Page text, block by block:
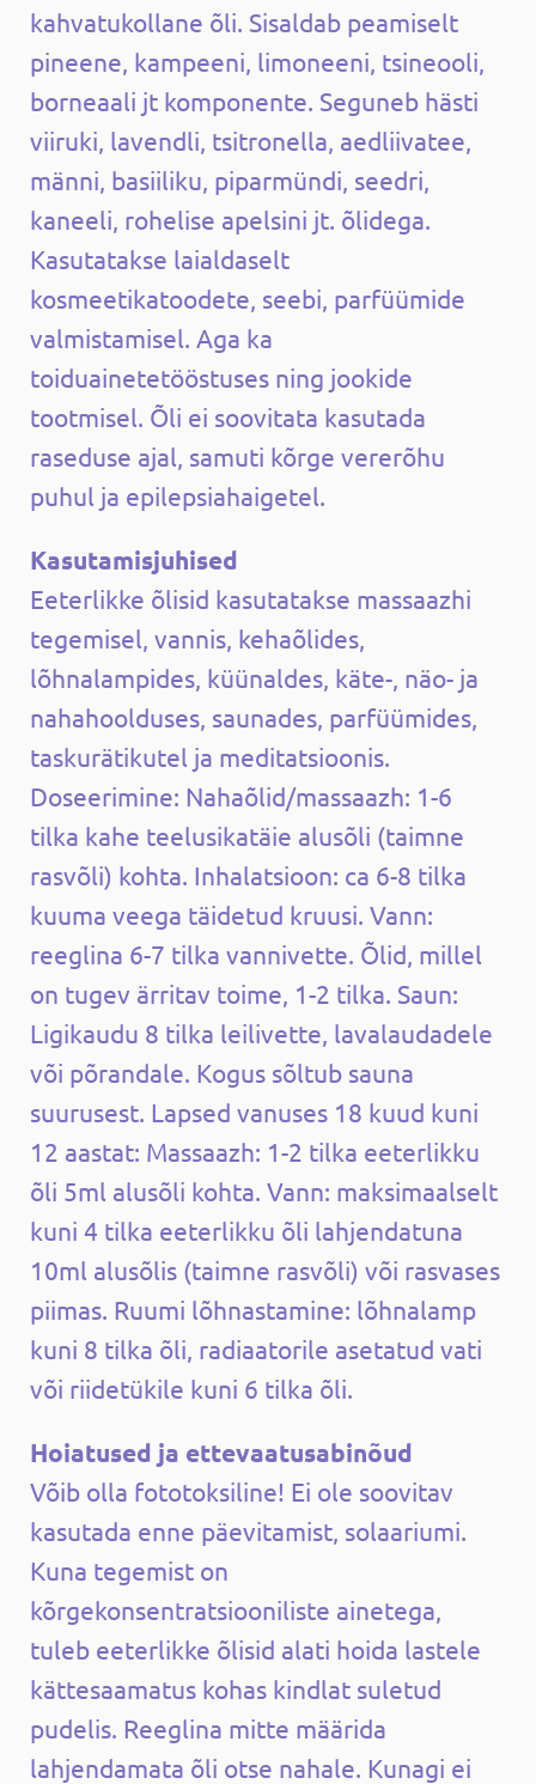
kahvatukollane õli. Sisaldab peamiselt
pineene, kampeeni, limoneeni, tsineooli,
borneaali jt komponente. Seguneb hästi
viiruki, lavendli, tsitronella, aedliivatee,
männi, basiiliku, piparmündi, seedri,
kaneeli, rohelise apelsini jt. õlidega.
Kasutatakse laialdaselt
kosmeetikatoodete, seebi, parfüümide
valmistamisel. Aga ka
toiduainetetööstuses ning jookide
tootmisel. Õli ei soovitata kasutada
raseduse ajal, samuti kõrge vererõhu
puhul ja epilepsiahaigetel.
Kasutamisjuhised
Eeterlikke õlisid kasutatakse massaazhi
tegemisel, vannis, kehaõlides,
lõhnalampides, küünaldes, käte-, näo- ja
nahahoolduses, saunades, parfüümides,
taskurätikutel ja meditatsioonis.
Doseerimine: Nahaõlid/massaazh: 1-6
tilka kahe teelusikatäie alusõli (taimne
rasvõli) kohta. Inhalatsioon: ca 6-8 tilka
kuuma veega täidetud kruusi. Vann:
reeglina 6-7 tilka vannivette. Õlid, millel
on tugev ärritav toime, 1-2 tilka. Saun:
Ligikaudu 8 tilka leilivette, lavalaudadele
või põrandale. Kogus sõltub sauna
suurusest. Lapsed vanuses 18 kuud kuni
12 aastat: Massaazh: 1-2 tilka eeterlikku
õli 5ml alusõli kohta. Vann: maksimaalselt
kuni 4 tilka eeterlikku õli lahjendatuna
10ml alusõlis (taimne rasvõli) või rasvases
piimas. Ruumi lõhnastamine: lõhnalamp
kuni 8 tilka õli, radiaatorile asetatud vati
või riidetükile kuni 6 tilka õli.
Hoiatused ja ettevaatusabinõud
Võib olla fototoksiline! Ei ole soovitav
kasutada enne päevitamist, solaariumi.
Kuna tegemist on
kõrgekonsentratsiooniliste ainetega,
tuleb eeterlikke õlisid alati hoida lastele
kättesaamatus kohas kindlat suletud
pudelis. Reeglina mitte määrida
lahjendamata õli otse nahale. Kunagi ei